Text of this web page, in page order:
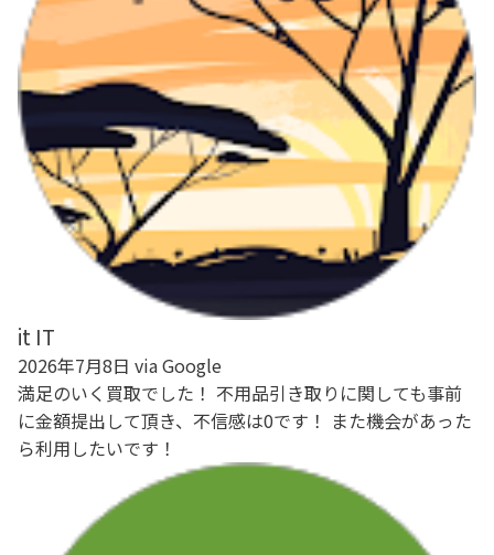
it IT
2026年7月8日 via Google
満足のいく買取でした！ 不用品引き取りに関しても事前
に金額提出して頂き、不信感は0です！ また機会があった
ら利用したいです！